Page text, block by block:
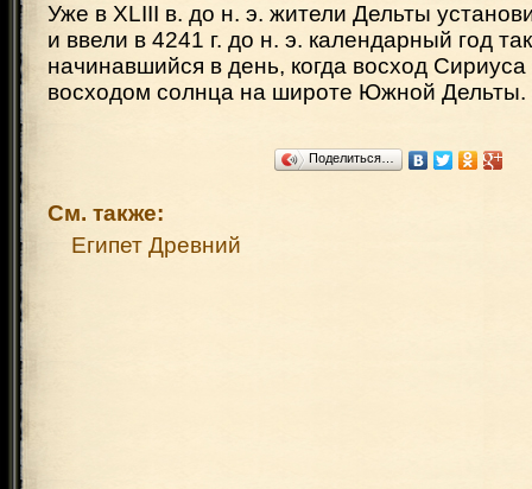
Уже в XLIII в. до н. э. жители Дельты
и ввели в 4241 г. до н. э. календарный год
начинавшийся в день, когда восход
восходом солнца на широте Южной Дельты.
Поделиться…
См. также:
Египет Древний